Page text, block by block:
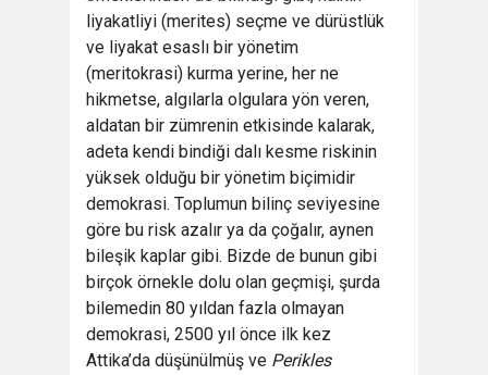
liyakatliyi (merites) seçme ve dürüstlük
ve liyakat esaslı bir yönetim
(meritokrasi) kurma yerine, her ne
hikmetse, algılarla olgulara yön veren,
aldatan bir zümrenin etkisinde kalarak,
adeta kendi bindiği dalı kesme riskinin
yüksek olduğu bir yönetim biçimidir
demokrasi. Toplumun bilinç seviyesine
göre bu risk azalır ya da çoğalır, aynen
bileşik kaplar gibi. Bizde de bunun gibi
birçok örnekle dolu olan geçmişi, şurda
bilemedin 80 yıldan fazla olmayan
demokrasi, 2500 yıl önce ilk kez
Attika’da düşünülmüş ve Perikles